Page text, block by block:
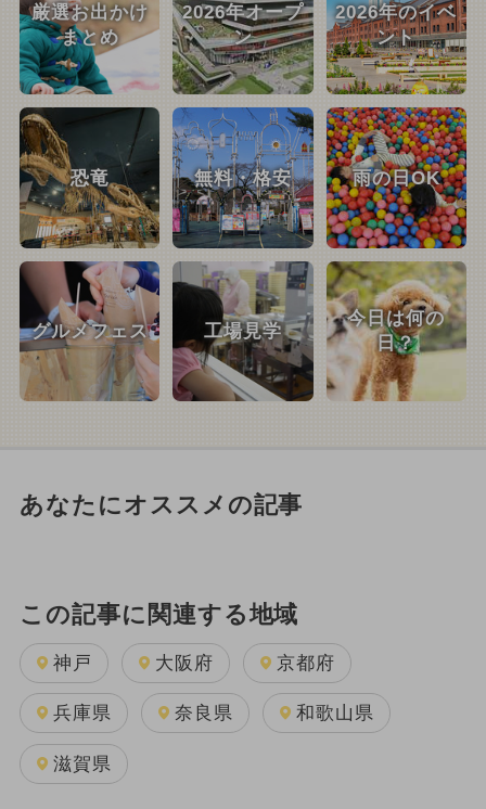
厳選お出かけ
まとめ
2026年オープ
ン
2026年のイベ
ント
恐竜 無料・格安 雨の日OK
グルメフェス 工場見学
今日は何の
日？
あなたにオススメの記事
この記事に関連する地域
神戸 大阪府 京都府
兵庫県 奈良県 和歌山県
滋賀県